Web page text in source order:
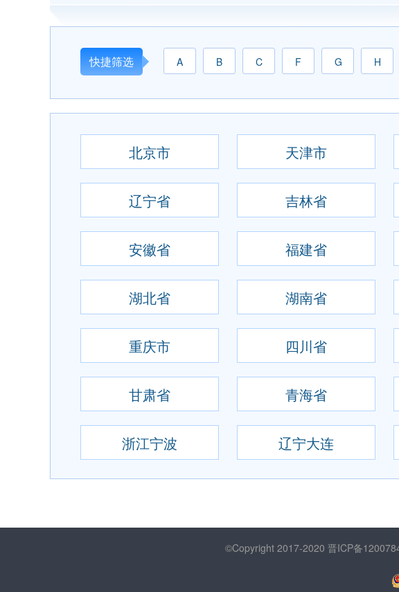
快捷筛选 A B C F G H
北京市 天津市
辽宁省 吉林省
安徽省 福建省
湖北省 湖南省
重庆市 四川省
甘肃省 青海省
浙江宁波 辽宁大连
©Copyright 2017-2020 晋ICP备